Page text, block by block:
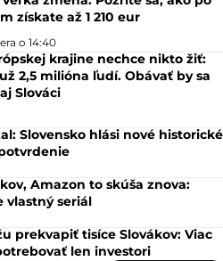
získate až 1 210 eur
o 14:40
krajine nechce nikto žiť:
2,5 milióna ľudí. Obávať by sa
Slováci
Slovensko hlási nové historické
Amazon to skúša znova:
vlastný seriál
prekvapiť tisíce Slovákov: Viac
len investori